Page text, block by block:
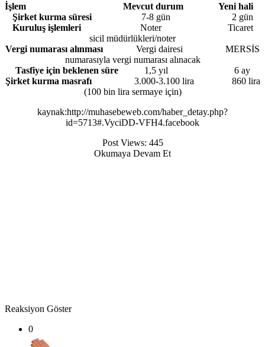
İşlem Mevcut durum Yeni hali
Şirket kurma süresi
7-8 gün 2 gün
Kuruluş işlemleri
Noter Ticaret
sicil müdürlükleri/noter
Vergi numarası alınması
Vergi dairesi MERSİS
numarasıyla vergi numarası alınacak
Tasfiye için beklenen süre
1,5 yıl 6 ay
Şirket kurma masrafı
3.000-3.100 lira 860 lira
(100 bin lira sermaye için)
kaynak:http://muhasebeweb.com/haber_detay.php?
id=5713#.VyciDD-VFH4.facebook
Post Views: 445
Okumaya Devam Et
Reaksiyon Göster
0